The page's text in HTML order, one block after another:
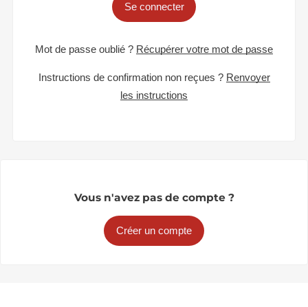
Se connecter
Mot de passe oublié ? Récupérer votre mot de passe
Instructions de confirmation non reçues ? Renvoyer
les instructions
Vous n'avez pas de compte ?
Créer un compte